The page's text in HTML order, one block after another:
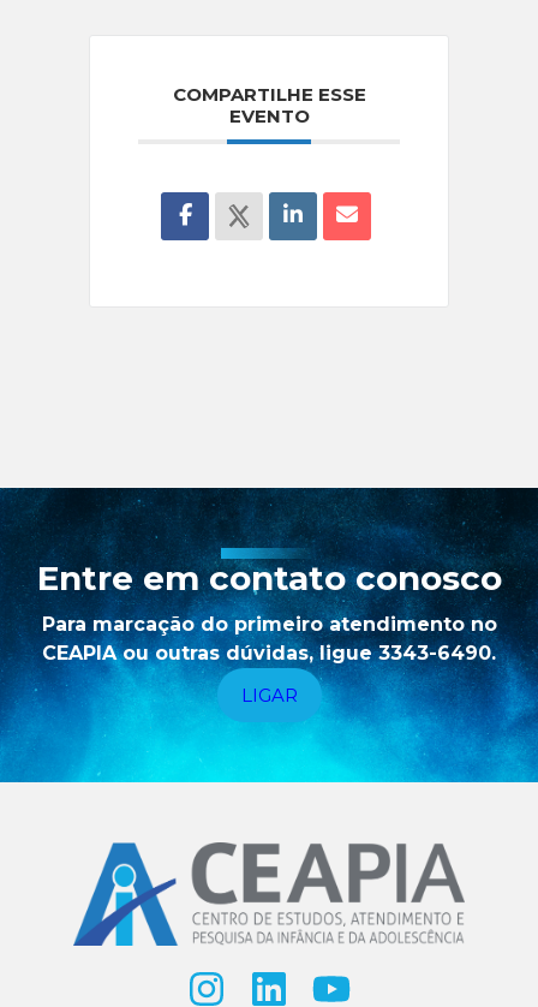
COMPARTILHE ESSE
EVENTO
Entre em contato conosco
Para marcação do primeiro atendimento no
CEAPIA ou outras dúvidas, ligue 3343-6490.
LIGAR